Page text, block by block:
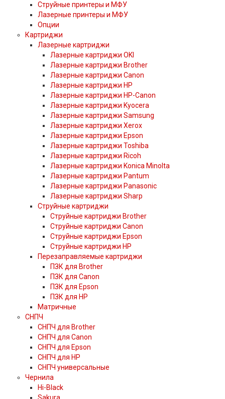
Струйные принтеры и МФУ
Лазерные принтеры и МФУ
Опции
Картриджи
Лазерные картриджи
Лазерные картриджи OKI
Лазерные картриджи Brother
Лазерные картриджи Canon
Лазерные картриджи HP
Лазерные картриджи HP-Canon
Лазерные картриджи Kyocera
Лазерные картриджи Samsung
Лазерные картриджи Xerox
Лазерные картриджи Epson
Лазерные картриджи Toshiba
Лазерные картриджи Ricoh
Лазерные картриджи Konica Minolta
Лазерные картриджи Pantum
Лазерные картриджи Panasonic
Лазерные картриджи Sharp
Струйные картриджи
Струйные картриджи Brother
Струйные картриджи Canon
Струйные картриджи Epson
Струйные картриджи HP
Перезаправляемые картриджи
ПЗК для Brother
ПЗК для Canon
ПЗК для Epson
ПЗК для HP
Матричные
СНПЧ
СНПЧ для Brother
СНПЧ для Canon
СНПЧ для Epson
СНПЧ для HP
СНПЧ универсальные
Чернила
Hi-Black